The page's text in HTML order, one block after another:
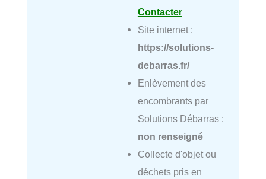
Contacter
Site internet :
https://solutions-
debarras.fr/
Enlèvement des
encombrants par
Solutions Débarras :
non renseigné
Collecte d'objet ou
déchets pris en